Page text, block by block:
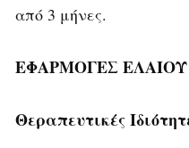
από 3 μήνες.
ΕΦΑΡΜΟΓΕΣ ΕΛΑΙΟΥ
Θεραπευτικές